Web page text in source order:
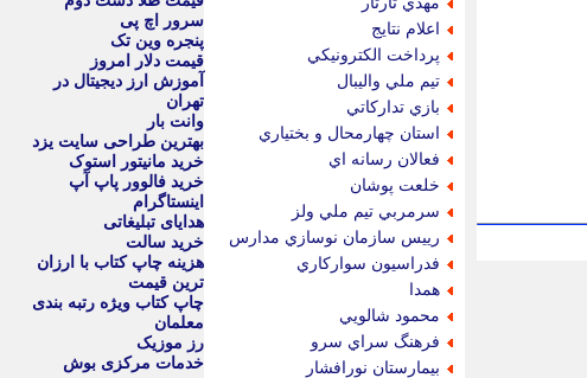
اعلام نتايج
پرداخت الكترونيكي
تيم ملي واليبال
بازي تداركاتي
استان چهارمحال و بختياري
فعالان رسانه اي
خلعت پوشان
سرمربي تيم ملي ولز
رييس سازمان نوسازي مدارس
فدراسيون سواركاري
همدا
محمود شالويي
فرهنگ سراي سرو
بيمارستان نورافشار
سرور اچ پی
پنجره وین تک
قیمت دلار امروز
آموزش ارز دیجیتال در
تهران
وانت بار
بهترین طراحی سایت یزد
خرید مانیتور استوک
خرید فالوور پاپ آپ
اینستاگرام
هدایای تبلیغاتی
خرید سالت
هزینه چاپ کتاب با ارزان
ترین قیمت
چاپ کتاب ویژه رتبه بندی
معلمان
رز موزیک
خدمات مرکزی بوش